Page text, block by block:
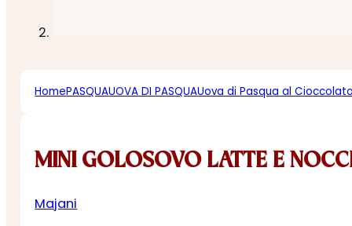
HomePASQUAUOVA DI PASQUAUova di Pasqua al
MINI GOLOSOVO LATTE E
Majani